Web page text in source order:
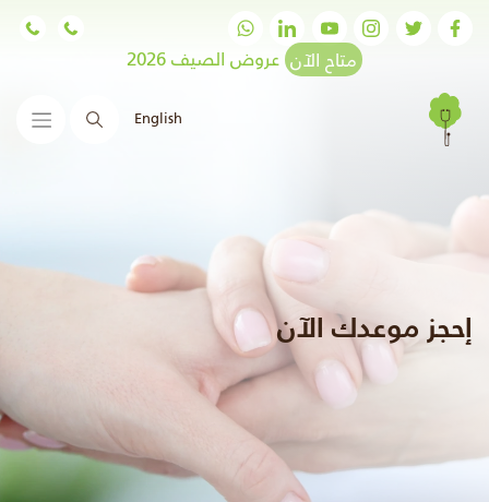
متاح الآن عروض الصيف 2026
English البحث
إحجز موعدك الآن